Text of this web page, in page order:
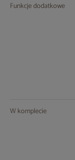
Funkcje dodatkowe
W komplecie